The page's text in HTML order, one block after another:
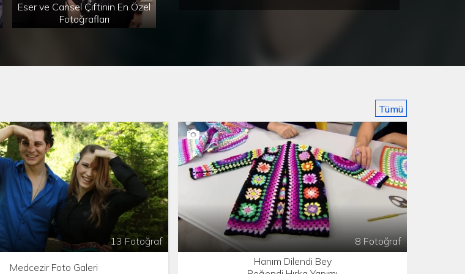
Eser ve Cansel Çiftinin En Özel
Fotoğrafları
13 Fotoğraf
Medcezir Foto Galeri
8 Fotoğraf
Hanım Dilendi Bey
Tümü